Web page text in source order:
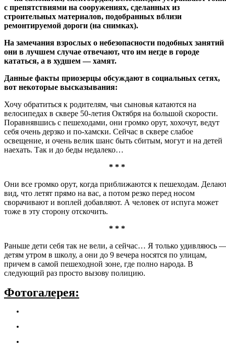
с препятствиями на сооружениях, сделанных из
строительных материалов, подобранных вблизи
ремонтируемой дороги (на снимках).
На замечания взрослых о небезопасности подобных занятий
они в лучшем случае отвечают, что им негде в городе
кататься, а в худшем — хамят.
Данные факты приозерцы обсуждают в социальных сетях,
вот некоторые высказывания:
Хочу обратиться к родителям, чьи сыновья катаются на
велосипедах в сквере 50-летия Октября на большой скорости.
Поравнявшись с пешеходами, они громко орут, хохочут, ведут
себя очень дерзко и по-хамски. Сейчас в сквере слабое
освещение, и очень велик шанс быть сбитым, могут и на детей
наехать. Так и до беды недалеко…
* * *
Они все громко орут, когда приближаются к пешеходам.
вид, что летят прямо на вас, а потом резко перед носом
сворачивают и воплей добавляют. А человек от испуга может
тоже в эту сторону отскочить.
* * *
Раньше дети себя так не вели, а сейчас… Я только удивляюсь
детям утром в школу, а они до 9 вечера носятся по улицам,
причем в самой пешеходной зоне, где полно народа. В
следующий раз просто вызову полицию.
Фотогалерея: